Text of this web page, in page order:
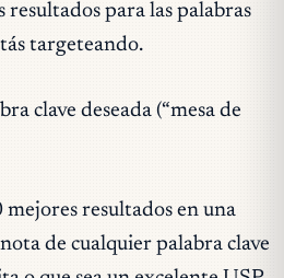
resultados para las palabras
targeteando.
clave deseada (“mesa de
mejores resultados en una
de cualquier palabra clave